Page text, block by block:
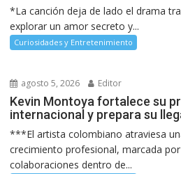
*La canción deja de lado el drama
explorar un amor secreto y...
Curiosidades y Entretenimiento
agosto 5, 2026 Editor
Kevin Montoya fortalece su
internacional y prepara su
***El artista colombiano atraviesa
crecimiento profesional, marcada
colaboraciones dentro de...